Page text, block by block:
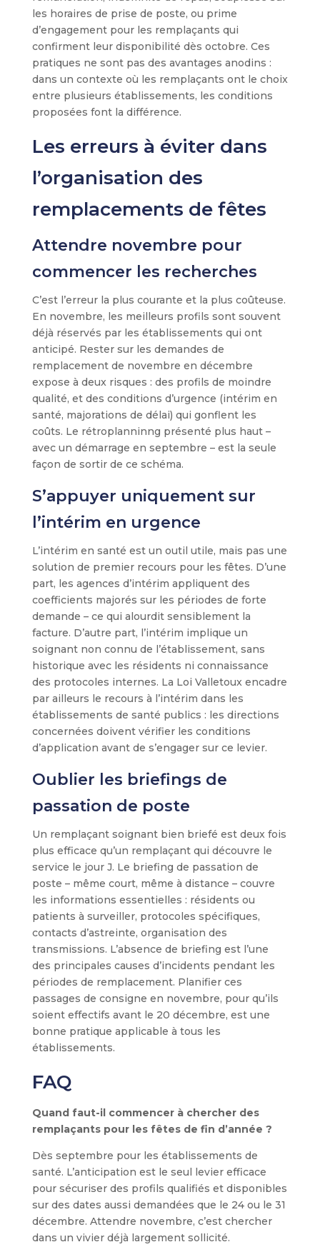
les horaires de prise de poste, ou prime
d’engagement pour les remplaçants qui
confirment leur disponibilité dès octobre. Ces
pratiques ne sont pas des avantages anodins :
dans un contexte où les remplaçants ont le choix
entre plusieurs établissements, les conditions
proposées font la différence.
Les erreurs à éviter dans
l’organisation des
remplacements de fêtes
Attendre novembre pour
commencer les recherches
C’est l’erreur la plus courante et la plus coûteuse.
En novembre, les meilleurs profils sont souvent
déjà réservés par les établissements qui ont
anticipé. Rester sur les demandes de
remplacement de novembre en décembre
expose à deux risques : des profils de moindre
qualité, et des conditions d’urgence (intérim en
santé, majorations de délai) qui gonflent les
coûts. Le rétroplanninng présenté plus haut –
avec un démarrage en septembre – est la seule
façon de sortir de ce schéma.
S’appuyer uniquement sur
l’intérim en urgence
L’intérim en santé est un outil utile, mais pas une
solution de premier recours pour les fêtes. D’une
part, les agences d’intérim appliquent des
coefficients majorés sur les périodes de forte
demande – ce qui alourdit sensiblement la
facture. D’autre part, l’intérim implique un
soignant non connu de l’établissement, sans
historique avec les résidents ni connaissance
des protocoles internes. La Loi Valletoux encadre
par ailleurs le recours à l’intérim dans les
établissements de santé publics : les directions
concernées doivent vérifier les conditions
d’application avant de s’engager sur ce levier.
Oublier les briefings de
passation de poste
Un remplaçant soignant bien briefé est deux fois
plus efficace qu’un remplaçant qui découvre le
service le jour J. Le briefing de passation de
poste – même court, même à distance – couvre
les informations essentielles : résidents ou
patients à surveiller, protocoles spécifiques,
contacts d’astreinte, organisation des
transmissions. L’absence de briefing est l’une
des principales causes d’incidents pendant les
périodes de remplacement. Planifier ces
passages de consigne en novembre, pour qu’ils
soient effectifs avant le 20 décembre, est une
bonne pratique applicable à tous les
établissements.
FAQ
Quand faut-il commencer à chercher des
remplaçants pour les fêtes de fin d’année ?
Dès septembre pour les établissements de
santé. L’anticipation est le seul levier efficace
pour sécuriser des profils qualifiés et disponibles
sur des dates aussi demandées que le 24 ou le 31
décembre. Attendre novembre, c’est chercher
dans un vivier déjà largement sollicité.